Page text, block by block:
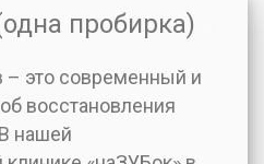
пробирка)
– это современный и
восстановления
нашей